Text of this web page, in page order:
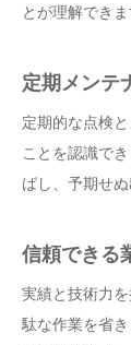
とが理解できま
定期メンテ
定期的な点検
ことを認識で
ばし、予期せ
信頼できる
実績と技術力
駄な作業を省